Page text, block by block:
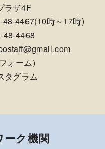
ラザ4F
4467(10時～17時)
48-4468
ォーム)
タグラム
ーク機関